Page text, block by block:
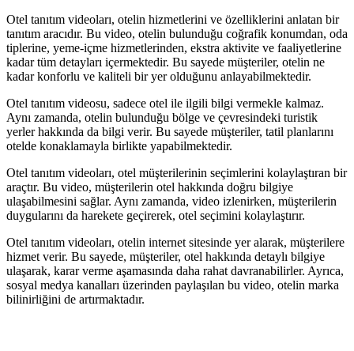
Otel tanıtım videoları, otelin hizmetlerini ve özelliklerini anlatan bir
tanıtım aracıdır. Bu video, otelin bulunduğu coğrafik konumdan, oda
tiplerine, yeme-içme hizmetlerinden, ekstra aktivite ve faaliyetlerine
kadar tüm detayları içermektedir. Bu sayede müşteriler, otelin ne
kadar konforlu ve kaliteli bir yer olduğunu anlayabilmektedir.
Otel tanıtım videosu, sadece otel ile ilgili bilgi vermekle kalmaz.
Aynı zamanda, otelin bulunduğu bölge ve çevresindeki turistik
yerler hakkında da bilgi verir. Bu sayede müşteriler, tatil planlarını
otelde konaklamayla birlikte yapabilmektedir.
Otel tanıtım videoları, otel müşterilerinin seçimlerini kolaylaştıran bir
araçtır. Bu video, müşterilerin otel hakkında doğru bilgiye
ulaşabilmesini sağlar. Aynı zamanda, video izlenirken, müşterilerin
duygularını da harekete geçirerek, otel seçimini kolaylaştırır.
Otel tanıtım videoları, otelin internet sitesinde yer alarak, müşterilere
hizmet verir. Bu sayede, müşteriler, otel hakkında detaylı bilgiye
ulaşarak, karar verme aşamasında daha rahat davranabilirler. Ayrıca,
sosyal medya kanalları üzerinden paylaşılan bu video, otelin marka
bilinirliğini de artırmaktadır.